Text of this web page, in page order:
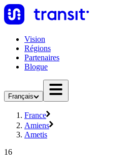
Vision
Régions
Partenaires
Blogue
Français
France
Amiens
Ametis
16